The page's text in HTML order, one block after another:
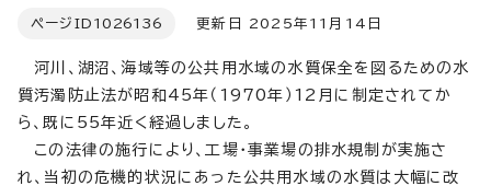
ページID 1026136 更新日 2025年11月14日
河川、湖沼、海域等の公共用水域の水質保全を図るための水
質汚濁防止法が昭和45年（1970年）12月に制定されてか
ら、既に55年近く経過しました。
この法律の施行により、工場・事業場の排水規制が実施さ
れ、当初の危機的状況にあった公共用水域の水質は大幅に改